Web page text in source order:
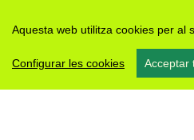
Aquesta web utilitza cookies per al
Configurar les cookies Acceptar